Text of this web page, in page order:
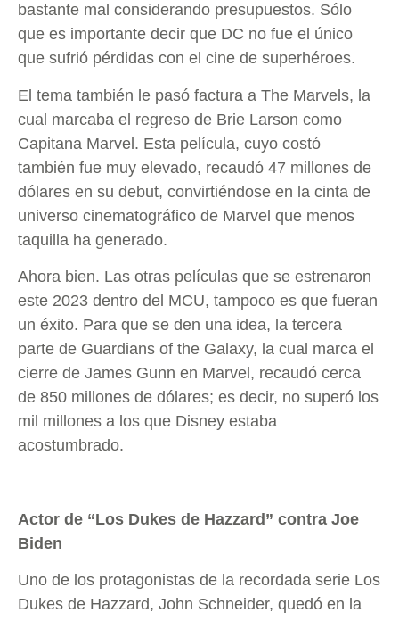
bastante mal considerando presupuestos. Sólo
que es importante decir que DC no fue el único
que sufrió pérdidas con el cine de superhéroes.
El tema también le pasó factura a The Marvels, la
cual marcaba el regreso de Brie Larson como
Capitana Marvel. Esta película, cuyo costó
también fue muy elevado, recaudó 47 millones de
dólares en su debut, convirtiéndose en la cinta de
universo cinematográfico de Marvel que menos
taquilla ha generado.
Ahora bien. Las otras películas que se estrenaron
este 2023 dentro del MCU, tampoco es que fueran
un éxito. Para que se den una idea, la tercera
parte de Guardians of the Galaxy, la cual marca el
cierre de James Gunn en Marvel, recaudó cerca
de 850 millones de dólares; es decir, no superó los
mil millones a los que Disney estaba
acostumbrado.
Actor de “Los Dukes de Hazzard” contra Joe
Biden
Uno de los protagonistas de la recordada serie Los
Dukes de Hazzard, John Schneider, quedó en la